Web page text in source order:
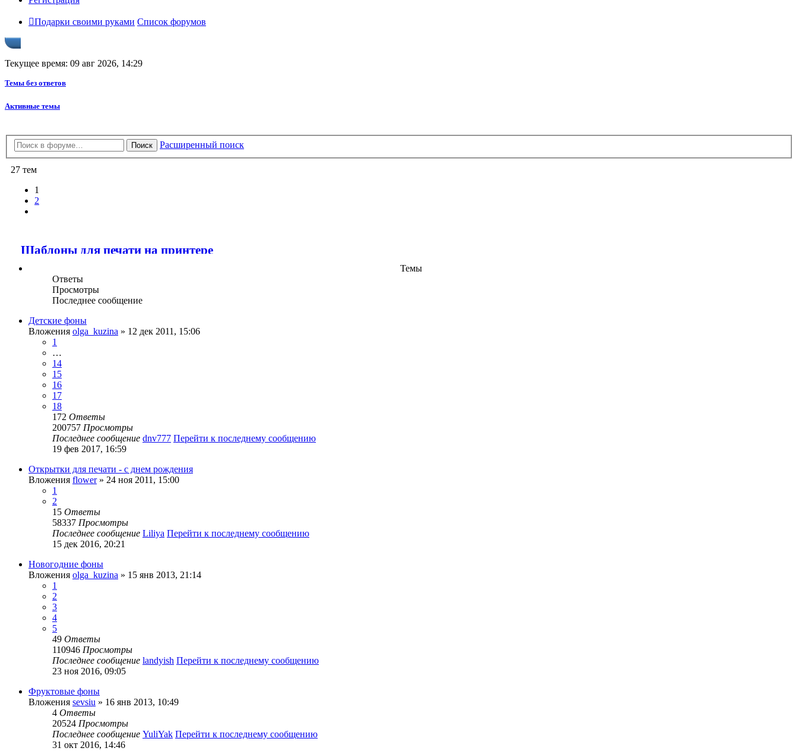
Подарки своими руками Список форумов
Текущее время: 09 авг 2026, 14:29
Темы без ответов
Активные темы
Поиск Расширенный поиск
27 тем
1
2
Шаблоны для печати на принтере
Темы
Ответы
Просмотры
Последнее сообщение
Детские фоны
Вложения olga_kuzina » 12 дек 2011, 15:06
1
…
14
15
16
17
18
172 Ответы
200757 Просмотры
Последнее сообщение dnv777 Перейти к последнему сообщению
19 фев 2017, 16:59
Открытки для печати - с днем рождения
Вложения flower» 24 ноя 2011, 15:00
1
2
15 Ответы
58337 Просмотры
Последнее сообщение Liliya Перейти к последнему сообщению
15 дек 2016, 20:21
Новогодние фоны
Вложения olga_kuzina » 15 янв 2013, 21:14
1
2
3
4
5
49 Ответы
110946 Просмотры
Последнее сообщение landyish Перейти к последнему сообщению
23 ноя 2016, 09:05
Фруктовые фоны
Вложения sevsiu » 16 янв 2013, 10:49
4 Ответы
20524 Просмотры
Последнее сообщение YuliYak Перейти к последнему сообщению
31 окт 2016, 14:46